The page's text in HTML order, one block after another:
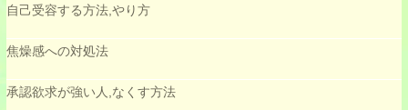
自己受容する方法,やり方
焦燥感への対処法
承認欲求が強い人,なくす方法